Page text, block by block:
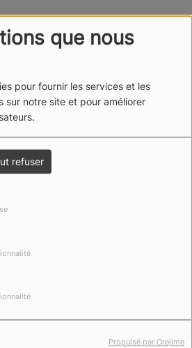
que nous
pour fournir les services et les
sur notre site et pour améliorer
refuser
Propulsé par Orejime